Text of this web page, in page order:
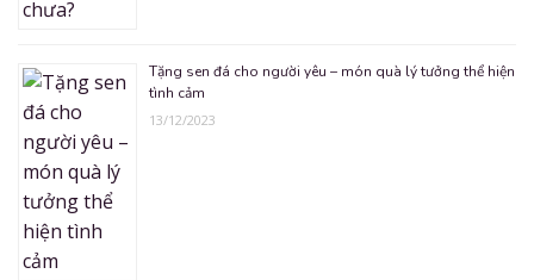
Tặng sen đá cho người yêu – món quà lý tưởng thể hiện
tình cảm
13/12/2023